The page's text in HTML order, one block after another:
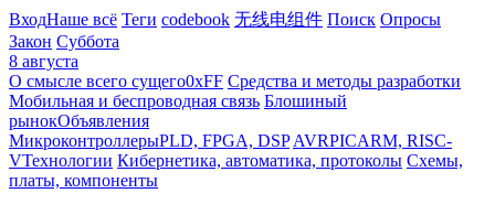
ВходНаше всё Теги codebook 无线电组件 Поиск Опросы
Закон Суббота
8 августа
О смысле всего сущего0xFF Средства и методы разработки
Мобильная и беспроводная связь Блошиный
рынокОбъявления
МикроконтроллерыPLD, FPGA, DSP AVRPICARM, RISC-
VТехнологии Кибернетика, автоматика, протоколы Схемы,
платы, компоненты